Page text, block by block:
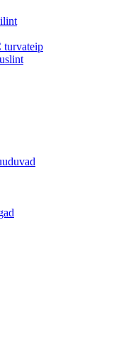
turvateip